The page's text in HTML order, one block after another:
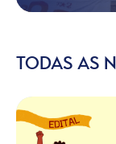
TODAS AS